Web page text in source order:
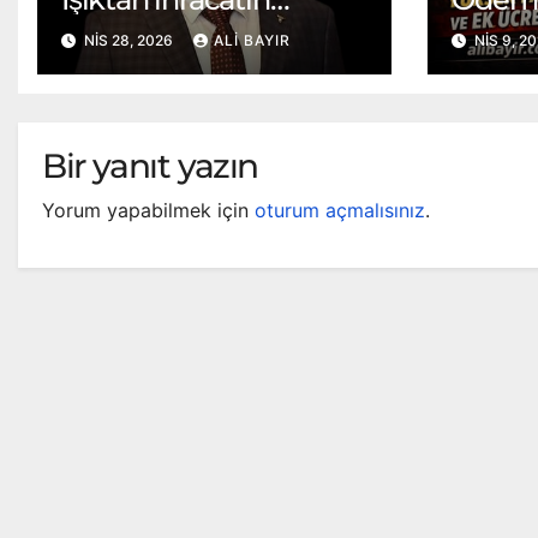
Liderliğine Ahmet
Hamdi Gürdoğan’a
NIS 28, 2026 ALI BAYIR
Kartı
NIS 9,
Bir yanıt yazın
Yorum yapabilmek için oturum açmalısınız.